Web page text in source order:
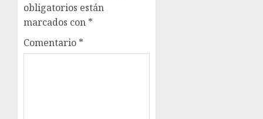
obligatorios están
marcados con *
Comentario *